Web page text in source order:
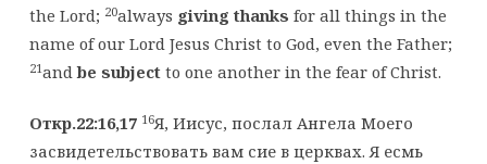
the Lord; 20always giving thanks for all things in the
name of our Lord Jesus Christ to God, even the Father;
21andbe subjectto one another in the fear of Christ.
Откр.22:16,17 16Я, Иисус, послал Ангела Моего
засвидетельствовать вам сие в церквах. Я есмь